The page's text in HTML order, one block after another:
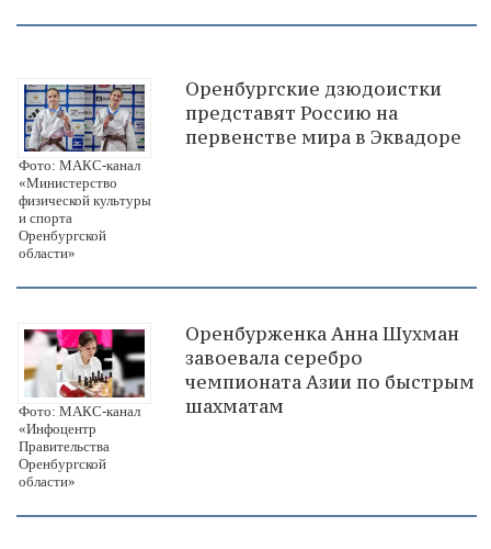
Фото: МАКС-канал
«Министерство
физической культуры
и спорта
Оренбургской
области»
Оренбургские дзюдоистки
представят Россию на
первенстве мира в Эквадоре
Фото: МАКС-канал
«Инфоцентр
Правительства
Оренбургской
области»
Оренбурженка Анна Шухман
завоевала серебро
чемпионата Азии по быстрым
шахматам